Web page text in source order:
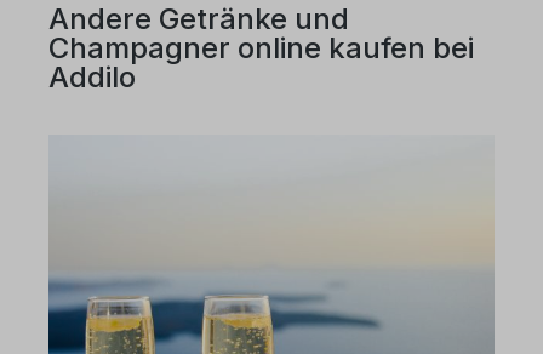
Andere Getränke und
Champagner online kaufen bei
Addilo